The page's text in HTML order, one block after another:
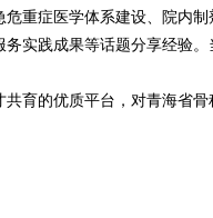
重症医学体系建设、院内制
实践成果等话题分享经验
育的优质平台，对青海省骨